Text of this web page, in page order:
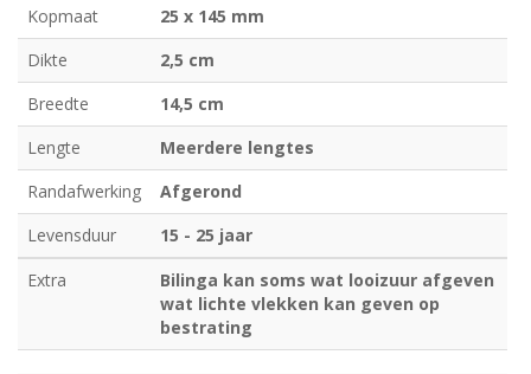
Kopmaat
25 x 145 mm
Dikte
2,5 cm
Breedte
14,5 cm
Lengte
Meerdere lengtes
Randafwerking
Afgerond
Levensduur
15 - 25 jaar
Extra
Bilinga kan soms wat looizuur afgeven
wat lichte vlekken kan geven op
bestrating